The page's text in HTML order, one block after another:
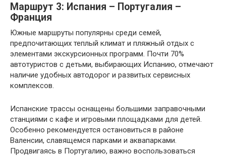
Маршрут 3: Испания – Португалия –
Франция
Южные маршруты популярны среди семей,
предпочитающих теплый климат и пляжный отдых с
элементами экскурсионных программ. Почти 70%
автотуристов с детьми, выбирающих Испанию, отмечают
наличие удобных автодорог и развитых сервисных
комплексов.
Испанские трассы оснащены большими заправочными
станциями с кафе и игровыми площадками для детей.
Особенно рекомендуется остановиться в районе
Валенсии, славящемся парками и аквапарками.
Продвигаясь в Португалию, важно воспользоваться